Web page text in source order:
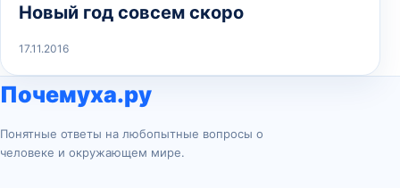
Новый год совсем скоро
17.11.2016
Почемуха.ру
Понятные ответы на любопытные вопросы о
человеке и окружающем мире.